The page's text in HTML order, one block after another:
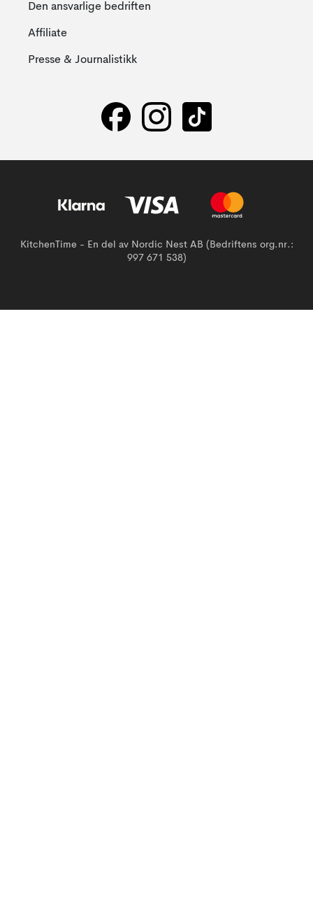
Den ansvarlige bedriften
Affiliate
Presse & Journalistikk
KitchenTime - En del av Nordic Nest AB (Bedriftens org.nr.:
997 671 538)